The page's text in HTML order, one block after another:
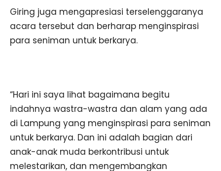
Giring juga mengapresiasi terselenggaranya
acara tersebut dan berharap menginspirasi
para seniman untuk berkarya.
“Hari ini saya lihat bagaimana begitu
indahnya wastra-wastra dan alam yang ada
di Lampung yang menginspirasi para seniman
untuk berkarya. Dan ini adalah bagian dari
anak-anak muda berkontribusi untuk
melestarikan, dan mengembangkan